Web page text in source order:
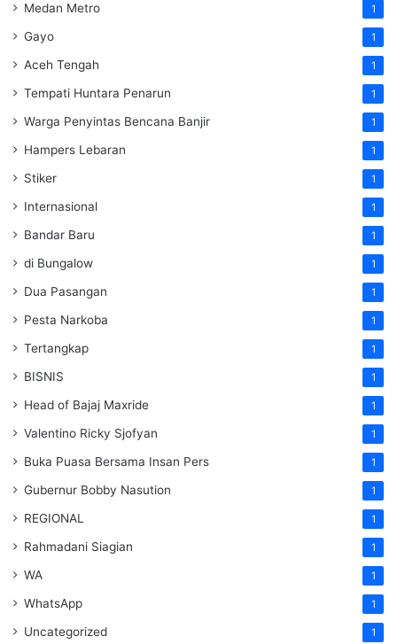
Medan Metro 1
Gayo 1
Aceh Tengah 1
Tempati Huntara Penarun 1
Warga Penyintas Bencana Banjir 1
Hampers Lebaran 1
Stiker 1
Internasional 1
Bandar Baru 1
di Bungalow 1
Dua Pasangan 1
Pesta Narkoba 1
Tertangkap 1
BISNIS 1
Head of Bajaj Maxride 1
Valentino Ricky Sjofyan 1
Buka Puasa Bersama Insan Pers 1
Gubernur Bobby Nasution 1
REGIONAL 1
Rahmadani Siagian 1
WA 1
WhatsApp 1
Uncategorized 1